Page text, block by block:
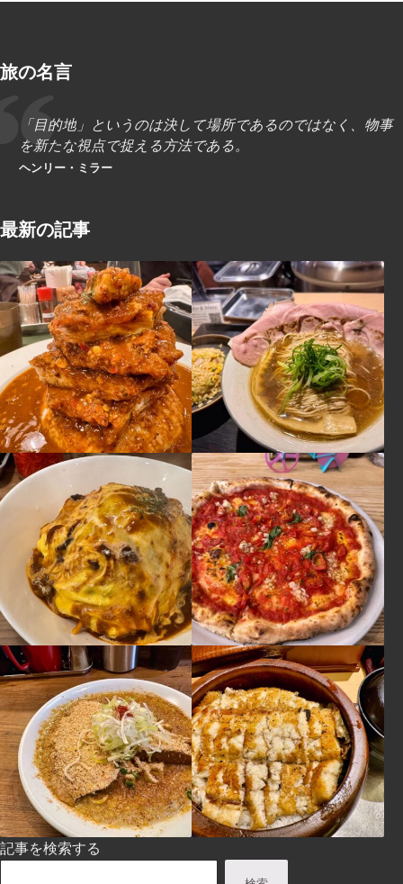
旅の名言
「目的地」というのは決して場所であるのではなく、物事
を新たな視点で捉える方法である。
ヘンリー・ミラー
最新の記事
記事を検索する